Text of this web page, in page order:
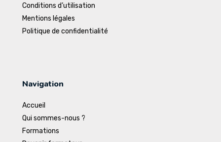
Conditions d’utilisation
Mentions légales
Politique de confidentialité
Navigation
Accueil
Qui sommes-nous ?
Formations